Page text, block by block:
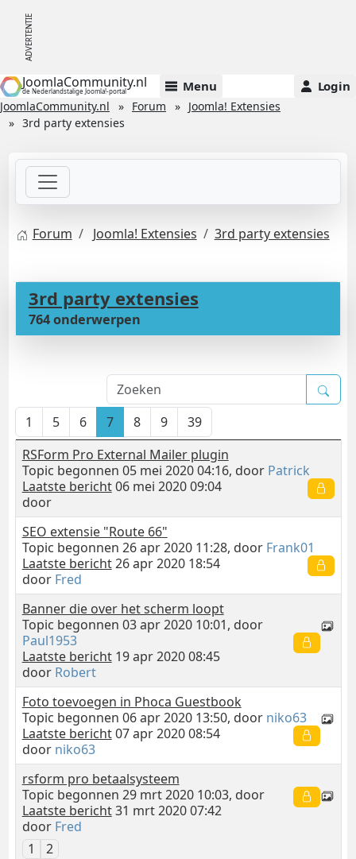
JoomlaCommunity.nl
de Nederlandstalige Joomla!-portal Menu Login
JoomlaCommunity.nl Forum
Joomla! Extensies
3rd party extensies
Forum Joomla! Extensies 3rd party extensies
3rd party extensies
764 onderwerpen
1 5 6 7 8 9
39
RSForm Pro External Mailer plugin
Topic begonnen 05 mei 2020 04:16, door Patrick
Laatste bericht06 mei 2020 09:04
door
SEO extensie "Route 66"
Topic begonnen 26 apr 2020 11:28, door Frank01
Laatste bericht26 apr 2020 18:54
door Fred
Banner die over het scherm loopt
Topic begonnen 03 apr 2020 10:01, door
Paul1953
Laatste bericht19 apr 2020 08:45
door Robert
Foto toevoegen in Phoca Guestbook
Topic begonnen 06 apr 2020 13:50, door niko63
Laatste bericht07 apr 2020 08:54
door niko63
rsform pro betaalsysteem
Topic begonnen 29 mrt 2020 10:03, door
Laatste bericht31 mrt 2020 07:42
door Fred
1
2